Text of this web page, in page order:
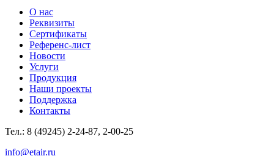
О нас
Реквизиты
Сертификаты
Референс-лист
Новости
Услуги
Продукция
Наши проекты
Поддержка
Контакты
Тел.: 8 (49245) 2-24-87, 2-00-25
info@etair.ru